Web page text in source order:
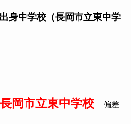
身中学校（長岡市立東中学
長岡市立東中学校 偏差